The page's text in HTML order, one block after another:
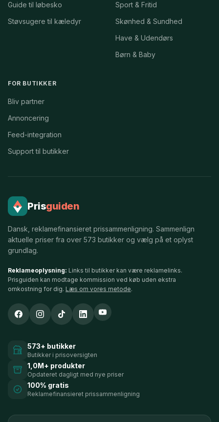
Guide til løbesko
Støvsugere til kæledyr
Sport & Fritid
Skønhed & Sundhed
Have & Udendørs
Børn & Baby
FOR BUTIKKER
Bliv partner
Annoncering
Feed-integration
Support til butikker
Prisguiden
Dansk, reklamefinansieret prissammenligning. Sammenlign
aktuelle priser fra over 573 butikker og vælg på et oplyst
grundlag.
Reklameoplysning: Links til butikker kan være reklamelinks.
Prisguiden kan modtage kommission ved køb uden ekstra
omkostning for dig. Læs om vores metode.
573+ butikker
Butikker i prisoversigten
1,0M+ produkter
Opdateret dagligt med nye priser
100% gratis
Reklamefinansieret prissammenligning